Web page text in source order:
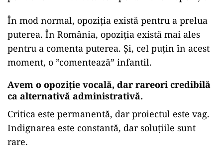
În mod normal, opoziția există pentru a prelua
puterea. În România, opoziția există mai ales
pentru a comenta puterea. Și, cel puțin în acest
moment, o ”comentează” infantil.
Avem o opoziție vocală, dar rareori credibilă
ca alternativă administrativă.
Critica este permanentă, dar proiectul este vag.
Indignarea este constantă, dar soluțiile sunt
rare.